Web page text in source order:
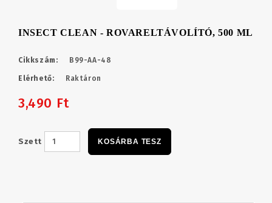
INSECT CLEAN - ROVARELTÁVOLÍTÓ, 500 ML
Cikkszám: B99-AA-48
Elérhető: Raktáron
3,490 Ft
Szett KOSÁRBA TESZ